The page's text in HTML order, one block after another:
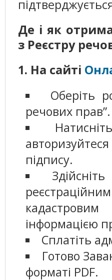
Де і як
з Реєстру
1. На сайті
Оберіть
речових прав”.
підпису.
інформацією
Сплатіть
Готово
форматі PDF.